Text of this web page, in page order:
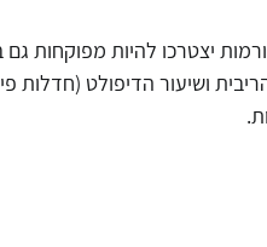
יצטרכו להיות מפוקחות גם
ושיעור הדיפולט (חדלות